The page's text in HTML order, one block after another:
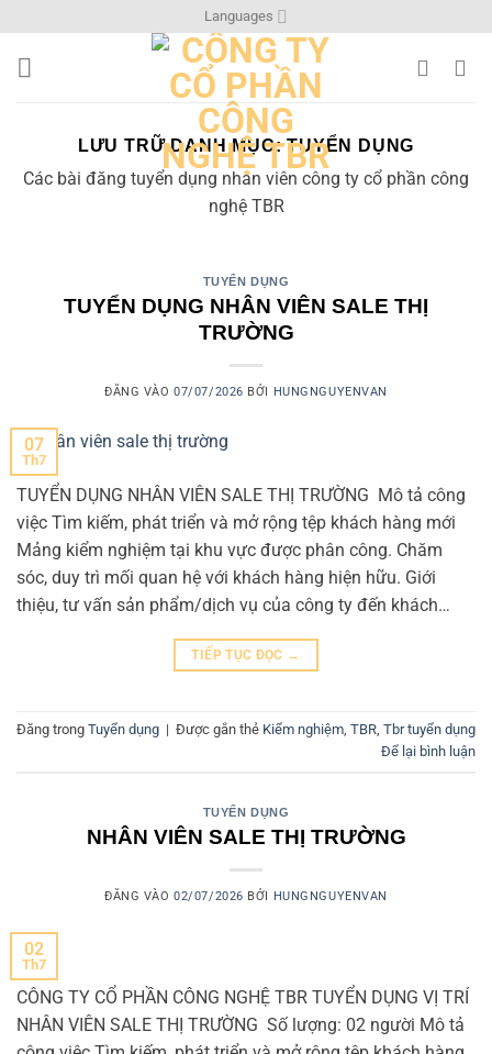
qua
nội
Languages
LƯU TRỮ DANH MỤC:TUYỂN DỤNG
Các bài đăng tuyển dụng nhân viên công ty cổ phần công
nghệ TBR
TUYỂN DỤNG
TUYỂN DỤNG NHÂN VIÊN SALE THỊ
TRƯỜNG
ĐĂNG VÀO07/07/2026 BỞI HUNGNGUYENVAN
07
Th7
TUYỂN DỤNG NHÂN VIÊN SALE THỊ TRƯỜNG Mô tả công
việc Tìm kiếm, phát triển và mở rộng tệp khách hàng mới
Mảng kiểm nghiệm tại khu vực được phân công. Chăm
sóc, duy trì mối quan hệ với khách hàng hiện hữu. Giới
thiệu, tư vấn sản phẩm/dịch vụ của công ty đến khách…
TIẾP TỤC ĐỌC →
Đăng trong Tuyển dụng | Được gắn thẻ Kiểm nghiệm, TBR, Tbr tuyển dụng
Để lại bình luận
TUYỂN DỤNG
NHÂN VIÊN SALE THỊ TRƯỜNG
ĐĂNG VÀO02/07/2026 BỞI HUNGNGUYENVAN
02
Th7
CÔNG TY CỔ PHẦN CÔNG NGHỆ TBR TUYỂN DỤNG VỊ TRÍ
NHÂN VIÊN SALE THỊ TRƯỜNG Số lượng: 02 người Mô tả